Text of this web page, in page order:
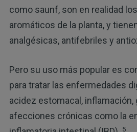
como saunf, son en realidad
aromáticos de la planta, y
analgésicas, antifebriles y
Pero su uso más popular es
para tratar las enfermedades
acidez estomacal,
afecciones crónicas como la
5